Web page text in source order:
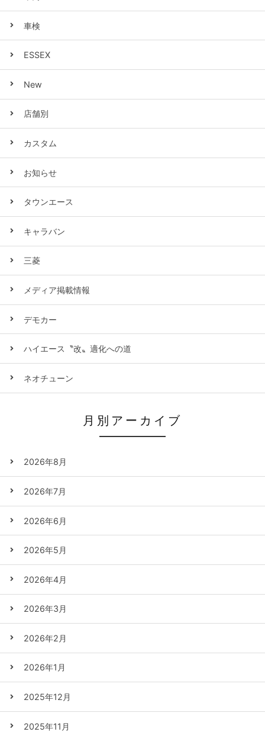
車検
ESSEX
New
店舗別
カスタム
お知らせ
タウンエース
キャラバン
三菱
メディア掲載情報
デモカー
ハイエース〝改〟適化への道
ネオチューン
月別アーカイブ
2026年8月
2026年7月
2026年6月
2026年5月
2026年4月
2026年3月
2026年2月
2026年1月
2025年12月
2025年11月